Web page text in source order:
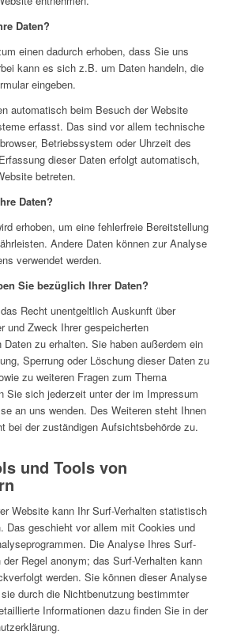
Daten?
einen dadurch erhoben, dass Sie uns
kann es sich z.B. um Daten handeln, die
eingeben.
automatisch beim Besuch der Website
erfasst. Das sind vor allem technische
Betriebssystem oder Uhrzeit des
dieser Daten erfolgt automatisch,
betreten.
Daten?
erhoben, um eine fehlerfreie Bereitstellung
Andere Daten können zur Analyse
verwendet werden.
Sie bezüglich Ihrer Daten?
Recht unentgeltlich Auskunft über
und Zweck Ihrer gespeicherten
Daten zu erhalten. Sie haben außerdem ein
Sperrung oder Löschung dieser Daten zu
zu weiteren Fragen zum Thema
Sie sich jederzeit unter der im Impressum
an uns wenden. Des Weiteren steht Ihnen
bei der zuständigen Aufsichtsbehörde zu.
und Tools von
Website kann Ihr Surf-Verhalten statistisch
Das geschieht vor allem mit Cookies und
Die Analyse Ihres Surf-
Regel anonym; das Surf-Verhalten kann
werden. Sie können dieser Analyse
durch die Nichtbenutzung bestimmter
Informationen dazu finden Sie in der